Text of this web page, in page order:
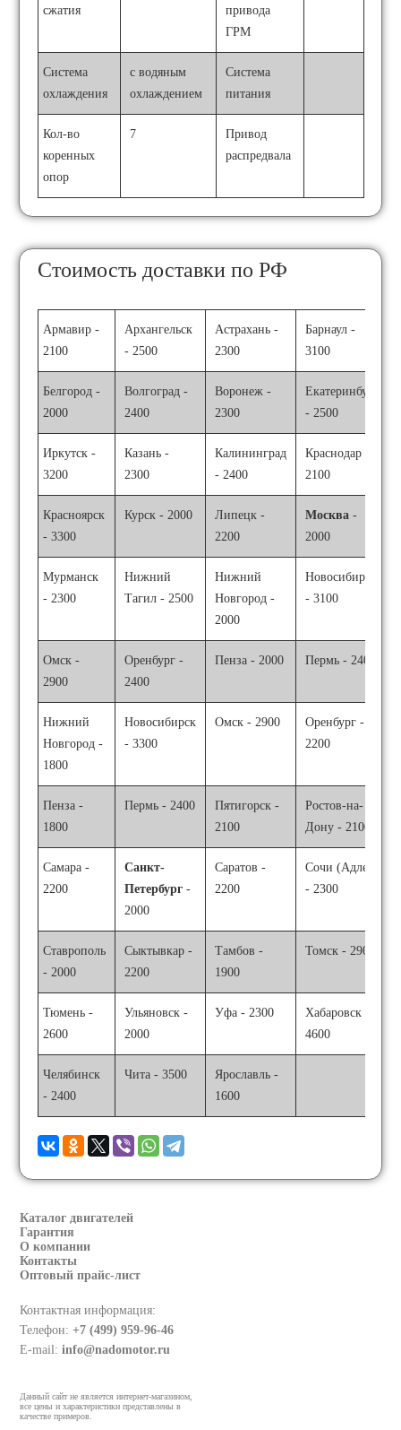
сжатия
привода
ГРМ
Система
охлаждения
с водяным
охлаждением
Система
питания
Кол-во
коренных
опор
7
Привод
распредвала
Стоимость доставки по РФ
Армавир -
2100
Архангельск
- 2500
Астрахань -
2300
Барнаул -
3100
Белгород -
2000
Волгоград -
2400
Воронеж -
2300
Екатеринбург
- 2500
Иркутск -
3200
Казань -
2300
Калининград
- 2400
Краснодар -
2100
Красноярск
- 3300
Курск - 2000
Липецк -
2200
Москва -
2000
Мурманск
- 2300
Нижний
Тагил - 2500
Нижний
Новгород -
2000
Новосибирск
- 3100
Омск -
2900
Оренбург -
2400
Пенза - 2000 Пермь - 2400
Нижний
Новгород -
1800
Новосибирск
- 3300
Омск - 2900
Оренбург -
2200
Пенза -
1800
Пермь - 2400
Пятигорск -
2100
Ростов-на-
Дону - 2100
Самара -
2200
Санкт-
Петербург -
2000
Саратов -
2200
Сочи (Адлер)
- 2300
Ставрополь
- 2000
Сыктывкар -
2200
Тамбов -
1900
Томск - 2900
Тюмень -
2600
Ульяновск -
2000
Уфа - 2300
Хабаровск -
4600
Челябинск
- 2400
Чита - 3500
Ярославль -
1600
Каталог двигателей
Гарантия
О компании
Контакты
Оптовый прайс-лист
Контактная информация:
Телефон:+7 (499) 959-96-46
E-mail:info@nadomotor.ru
Данный сайт не является интернет-магазином,
все цены и характеристики представлены в
качестве примеров.